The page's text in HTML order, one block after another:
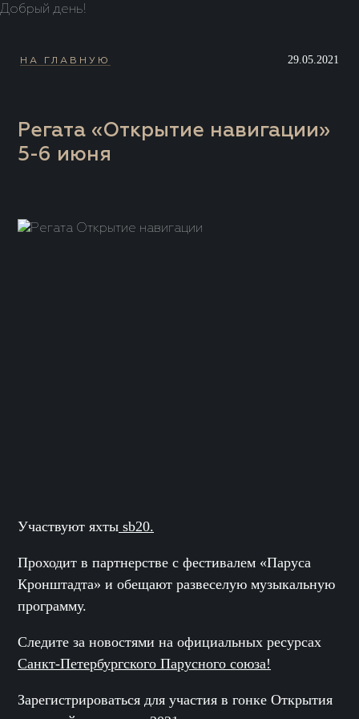
Добрый день!
НА ГЛАВНУЮ 29.05.2021
Регата «Открытие навигации»
5-6 июня
Участвуют яхты sb20.
Проходит в партнерстве с фестивалем «Паруса
Кронштадта» и обещают развеселую музыкальную
программу.
Следите за новостями на официальных ресурсах
Санкт-Петербургского Парусного союза!
Зарегистрироваться для участия в гонке Открытия